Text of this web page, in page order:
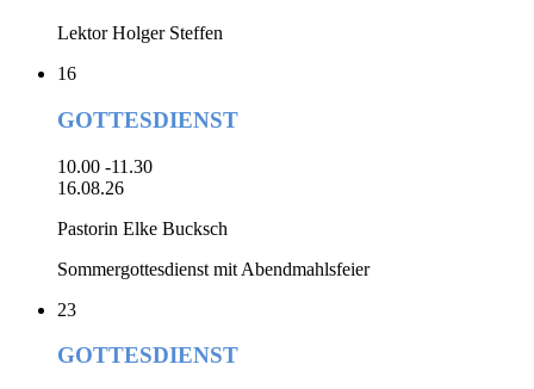
Lektor Holger Steffen
16
GOTTESDIENST
10.00 -11.30
16.08.26
Pastorin Elke Bucksch
Sommergottesdienst mit Abendmahlsfeier
23
GOTTESDIENST